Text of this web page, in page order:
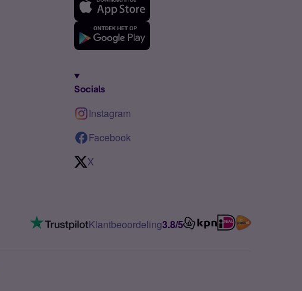
Socials
Instagram
Facebook
X
Klantbeoordeling3.8/5